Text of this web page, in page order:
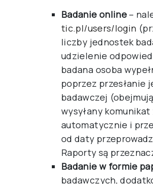
Badanie online –
tic.pl/users/login
liczby jednostek
udzielenie
badana osoba
poprzez przesłanie
badawczej
wysyłany
automatycznie i
od daty
Raporty są
Badanie w formie
badawczych,